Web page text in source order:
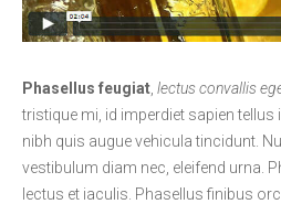
Phasellus feugiat lectus convallis
tristique mi, id imperdiet sapien
nibh quis augue vehicula tincidunt.
vestibulum diam nec, eleifend urna.
lectus et iaculis. Phasellus finibus